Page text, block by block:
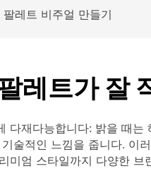
레트 비주얼 만들기
레트가 잘
다재다능합니다: 밝을 때는
술적인 느낌을 줍니다. 이
미엄 스타일까지 다양한